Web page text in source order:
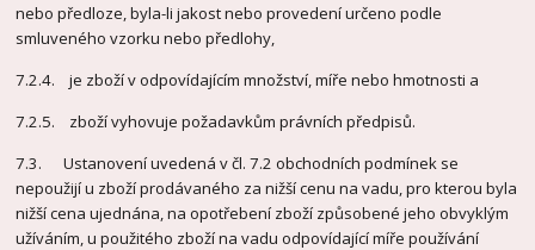
nebo předloze, byla-li jakost nebo provedení určeno podle
smluveného vzorku nebo předlohy,
7.2.4. je zboží v odpovídajícím množství, míře nebo hmotnosti a
7.2.5. zboží vyhovuje požadavkům právních předpisů.
7.3. Ustanovení uvedená v čl. 7.2 obchodních podmínek se
nepoužijí u zboží prodávaného za nižší cenu na vadu, pro kterou byla
nižší cena ujednána, na opotřebení zboží způsobené jeho obvyklým
užíváním, u použitého zboží na vadu odpovídající míře používání